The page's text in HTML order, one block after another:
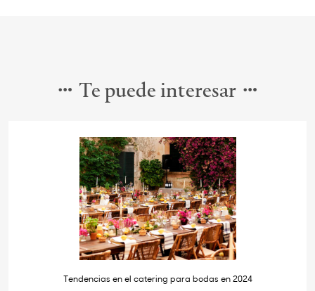
Te puede interesar
Tendencias en el catering para bodas en 2024